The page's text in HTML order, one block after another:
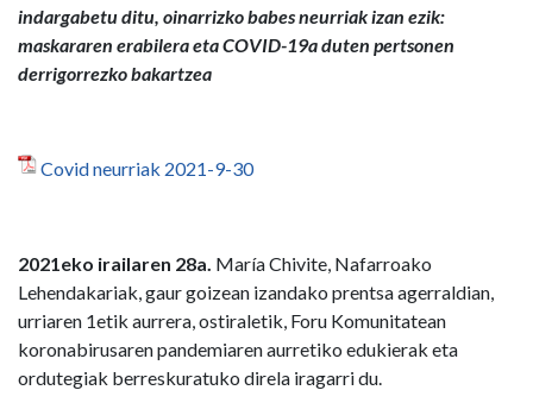
indargabetu ditu, oinarrizko babes neurriak izan ezik:
maskararen erabilera eta COVID-19a duten pertsonen
derrigorrezko bakartzea
Covid neurriak 2021-9-30
2021eko irailaren 28a. María Chivite, Nafarroako
Lehendakariak, gaur goizean izandako prentsa agerraldian,
urriaren 1etik aurrera, ostiraletik, Foru Komunitatean
koronabirusaren pandemiaren aurretiko edukierak eta
ordutegiak berreskuratuko direla iragarri du.